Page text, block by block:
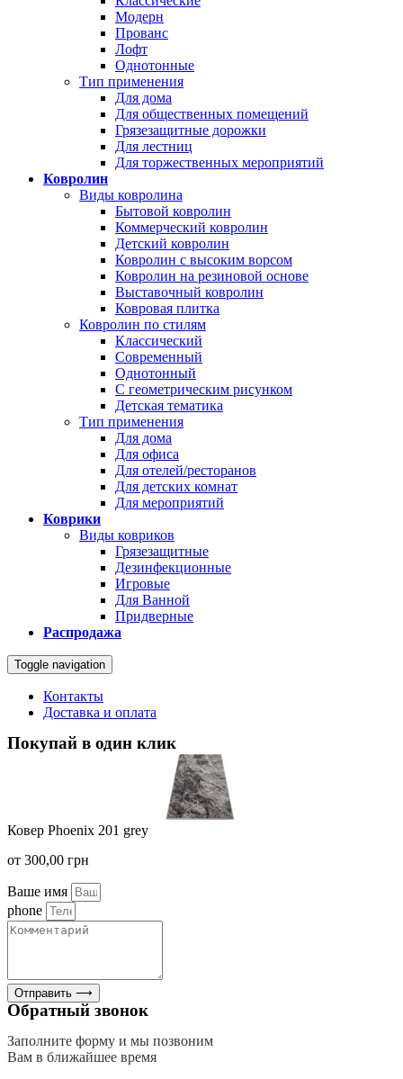
Модерн
Прованс
Лофт
Однотонные
Тип применения
Для дома
Для общественных помещений
Грязезащитные дорожки
Для лестниц
Для торжественных мероприятий
Ковролин
Виды ковролина
Бытовой ковролин
Коммерческий ковролин
Детский ковролин
Ковролин с высоким ворсом
Ковролин на резиновой основе
Выставочный ковролин
Ковровая плитка
Ковролин по стилям
Классический
Современный
Однотонный
С геометрическим рисунком
Детская тематика
Тип применения
Для дома
Для офиса
Для отелей/ресторанов
Для детских комнат
Для мероприятий
Коврики
Виды ковриков
Грязезащитные
Дезинфекционные
Игровые
Для Ванной
Придверные
Распродажа
Toggle navigation
Контакты
Доставка и оплата
Покупай в один клик
Ковер Phoenix 201 grey
от 300,00 грн
Ваше имя
phone
Отправить ⟶
Обратный звонок
Заполните форму и мы позвоним
Вам в ближайшее время